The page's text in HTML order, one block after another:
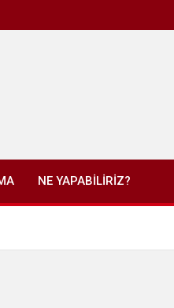
NE YAPABİLİRİZ?